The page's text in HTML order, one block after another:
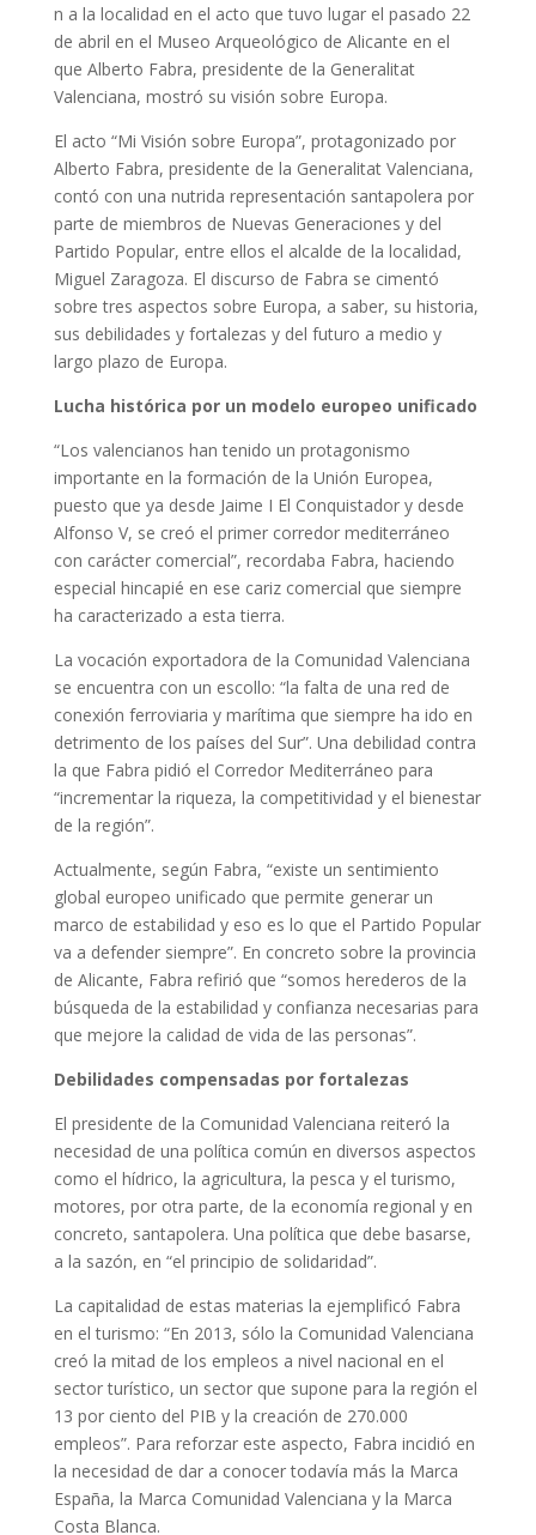
n a la localidad en el acto que tuvo lugar el pasado 22
de abril en el Museo Arqueológico de Alicante en el
que Alberto Fabra, presidente de la Generalitat
Valenciana, mostró su visión sobre Europa.
El acto “Mi Visión sobre Europa”, protagonizado por
Alberto Fabra, presidente de la Generalitat Valenciana,
contó con una nutrida representación santapolera por
parte de miembros de Nuevas Generaciones y del
Partido Popular, entre ellos el alcalde de la localidad,
Miguel Zaragoza. El discurso de Fabra se cimentó
sobre tres aspectos sobre Europa, a saber, su historia,
sus debilidades y fortalezas y del futuro a medio y
largo plazo de Europa.
Lucha histórica por un modelo europeo unificado
“Los valencianos han tenido un protagonismo
importante en la formación de la Unión Europea,
puesto que ya desde Jaime I El Conquistador y desde
Alfonso V, se creó el primer corredor mediterráneo
con carácter comercial”, recordaba Fabra, haciendo
especial hincapié en ese cariz comercial que siempre
ha caracterizado a esta tierra.
La vocación exportadora de la Comunidad Valenciana
se encuentra con un escollo: “la falta de una red de
conexión ferroviaria y marítima que siempre ha ido en
detrimento de los países del Sur”. Una debilidad contra
la que Fabra pidió el Corredor Mediterráneo para
“incrementar la riqueza, la competitividad y el bienestar
de la región”.
Actualmente, según Fabra, “existe un sentimiento
global europeo unificado que permite generar un
marco de estabilidad y eso es lo que el Partido Popular
va a defender siempre”. En concreto sobre la provincia
de Alicante, Fabra refirió que “somos herederos de la
búsqueda de la estabilidad y confianza necesarias para
que mejore la calidad de vida de las personas”.
Debilidades compensadas por fortalezas
El presidente de la Comunidad Valenciana reiteró la
necesidad de una política común en diversos aspectos
como el hídrico, la agricultura, la pesca y el turismo,
motores, por otra parte, de la economía regional y en
concreto, santapolera. Una política que debe basarse,
a la sazón, en “el principio de solidaridad”.
La capitalidad de estas materias la ejemplificó Fabra
en el turismo: “En 2013, sólo la Comunidad Valenciana
creó la mitad de los empleos a nivel nacional en el
sector turístico, un sector que supone para la región el
13 por ciento del PIB y la creación de 270.000
empleos”. Para reforzar este aspecto, Fabra incidió en
la necesidad de dar a conocer todavía más la Marca
España, la Marca Comunidad Valenciana y la Marca
Costa Blanca.